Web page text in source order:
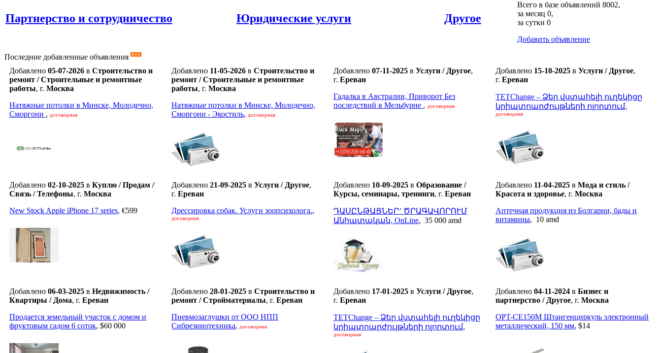
Партнерство и сотрудничество Юридические услуги Другое
Всего в базе объявлений 8002,
за месяц 0,
за сутки 0
Добавить объявление
Последние добавленные объявления
Добавлено 05-07-2026 в Строительство и
ремонт / Строительные и ремонтные
работы, г. Москва
Натяжные потолки в Минске, Молодечно,
Сморгони , договорная
Добавлено 11-05-2026 в Строительство и
ремонт / Строительные и ремонтные
работы, г. Москва
Натяжные потолки в Минске, Молодечно,
Сморгони - Экостиль, договорная
Добавлено 07-11-2025 в Услуги / Другое,
г. Ереван
Гадалка в Австралии, Приворот Без
последствий в Мельбурне , договорная
Добавлено 15-10-2025 в Услуги / Другое,
г. Ереван
TETChange – Ձեր վստահելի ուղեկիցը
կրիպտոարժույթների ոլորտում,
договорная
Добавлено 02-10-2025 в Куплю / Продам /
Связь / Телефоны, г. Москва
New Stock Apple iPhone 17 series, €599
Добавлено 21-09-2025 в Услуги / Другое,
г. Ереван
Дрессировка собак. Услуги зоопсихолога.,
договорная
Добавлено 10-09-2025 в Образование /
Курсы, семинары, тренинги, г. Ереван
ԴԱՍԸՆԹԱՑՆԵՐ’ ԾՐԱԳԱՎՈՐՈՒՄ
Անհատական, OnLine, 35 000 amd
Добавлено 11-04-2025 в Мода и стиль /
Красота и здоровье, г. Москва
Аптечная продукция из Болгарии, бады и
витамины, 10 amd
Добавлено 06-03-2025 в Недвижимость /
Квартиры / Дома, г. Ереван
Продается земельный участок с домом и
фруктовым садом 6 соток, $60 000
Добавлено 28-01-2025 в Строительство и
ремонт / Стройматериалы, г. Ереван
Пневмозаглушки от ООО НПП
Сибрезинотехника, договорная
Добавлено 17-01-2025 в Услуги / Другое,
г. Ереван
TETChange – Ձեր վստահելի ուղեկիցը
կրիպտոարժույթների ոլորտում,
договорная
Добавлено 04-11-2024 в Бизнес и
партнерство / Другое, г. Москва
OPT-CE150M Штангенциркуль электронный
металлический, 150 мм, $14